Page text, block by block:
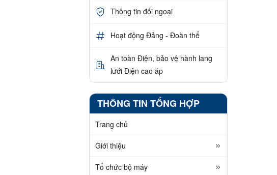
Thông tin đối ngoại
Hoạt động Đảng - Đoàn thể
An toàn Điện, bảo vệ hành lang
lưới Điện cao áp
THÔNG TIN TỔNG HỢP
Trang chủ
Giới thiệu
Tổ chức bộ máy